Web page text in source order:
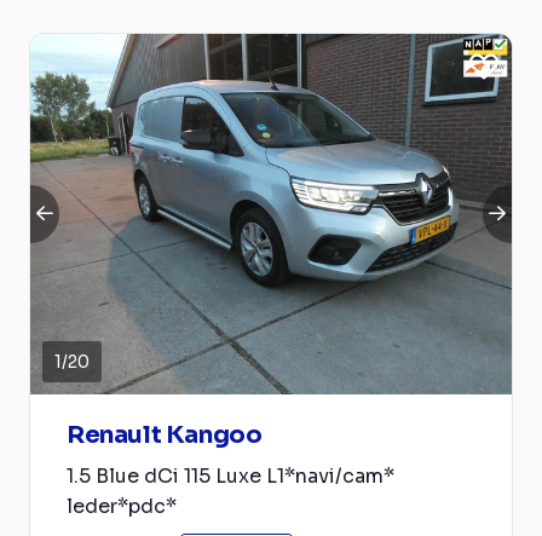
1/20
Renault Kangoo
1.5 Blue dCi 115 Luxe L1*navi/cam*
leder*pdc*